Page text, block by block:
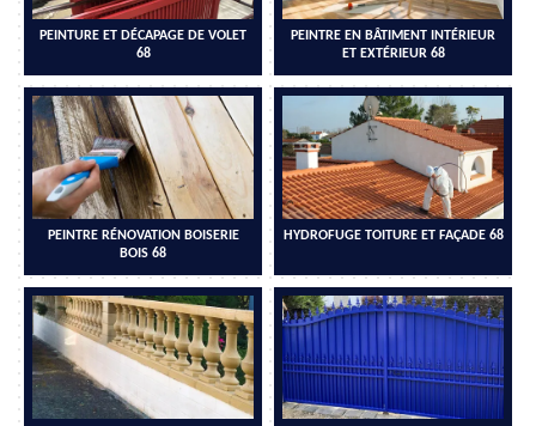
PEINTURE ET DÉCAPAGE DE VOLET
68
PEINTRE EN BÂTIMENT INTÉRIEUR
ET EXTÉRIEUR 68
PEINTRE RÉNOVATION BOISERIE
BOIS 68
HYDROFUGE TOITURE ET FAÇADE 68